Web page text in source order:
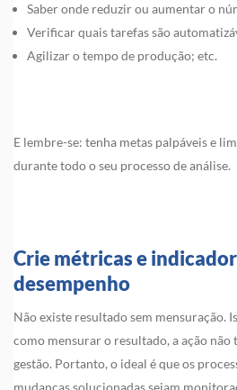
Saber onde reduzir ou aumentar o
Verificar quais tarefas são
Agilizar o tempo de produção; etc.
E lembre-se: tenha metas palpáveis e
durante todo o seu processo de análise.
Crie métricas e
desempenho
Não existe resultado sem mensuração.
como mensurar o resultado, a ação não
gestão. Portanto, o ideal é que os
mudanças solucionadas sejam